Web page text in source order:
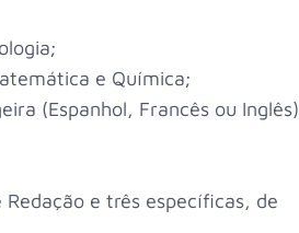
e Química;
(Espanhol, Francês ou Inglês)
e três específicas, de